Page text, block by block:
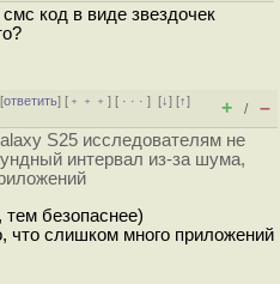
код в виде звездочек
ответить] [ ﹢﹢﹢] [ · · ·][↓] [↑]
+ / –
S25 исследователям не
интервал из-за шума,
безопаснее)
что слишком много приложений